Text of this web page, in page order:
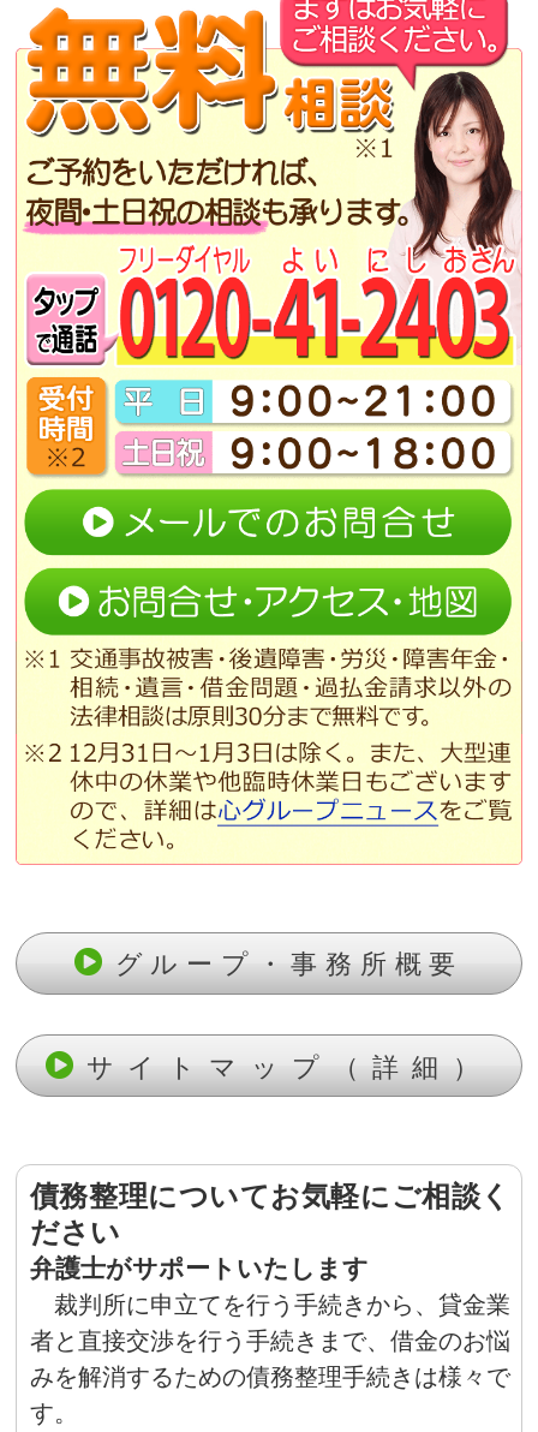
グループ・事務所概要
サイトマップ（詳細）
債務整理についてお気軽にご相談く
ださい
弁護士がサポートいたします
裁判所に申立てを行う手続きから、貸金業
者と直接交渉を行う手続きまで、借金のお悩
みを解消するための債務整理手続きは様々で
す。